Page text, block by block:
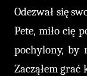
Odezwał się
Pete, miło cię
pochylony, by
Zacząłem